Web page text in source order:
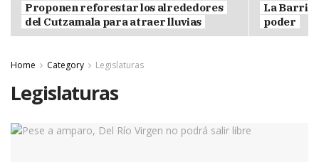
Proponen reforestar los alrededores
del Cutzamala para atraer lluvias
La
poder
Home Category Legislaturas
Legislaturas